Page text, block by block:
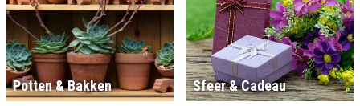
Potten & Bakken Sfeer & Cadeau